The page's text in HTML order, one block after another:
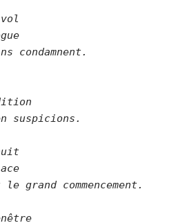
vol
condamnent.
en suspicions.
le grand commencement.